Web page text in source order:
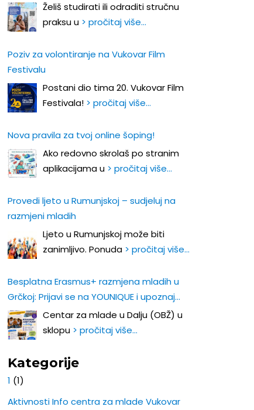
Želiš studirati ili odraditi stručnu
praksu u > pročitaj više…
Poziv za volontiranje na Vukovar Film
Festivalu
Postani dio tima 20. Vukovar Film
Festivala! > pročitaj više…
Nova pravila za tvoj online šoping!
Ako redovno skrolaš po stranim
aplikacijama u > pročitaj više…
Provedi ljeto u Rumunjskoj – sudjeluj na
razmjeni mladih
Ljeto u Rumunjskoj može biti
zanimljivo. Ponuda > pročitaj više…
Besplatna Erasmus+ razmjena mladih u
Grčkoj: Prijavi se na YOUNIQUE i upoznaj
Europu iz prve ruke!
Centar za mlade u Dalju (OBŽ) u
sklopu > pročitaj više…
Kategorije
1 (1)
Aktivnosti Info centra za mlade Vukovar